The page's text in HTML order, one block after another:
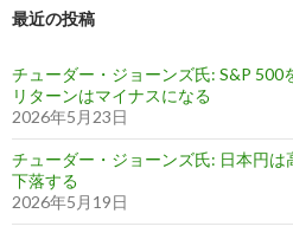
最近の投稿
チューダー・ジョーンズ氏: S&P 500
リターンはマイナスになる
2026年5月23日
チューダー・ジョーンズ氏: 日本円
下落する
2026年5月19日